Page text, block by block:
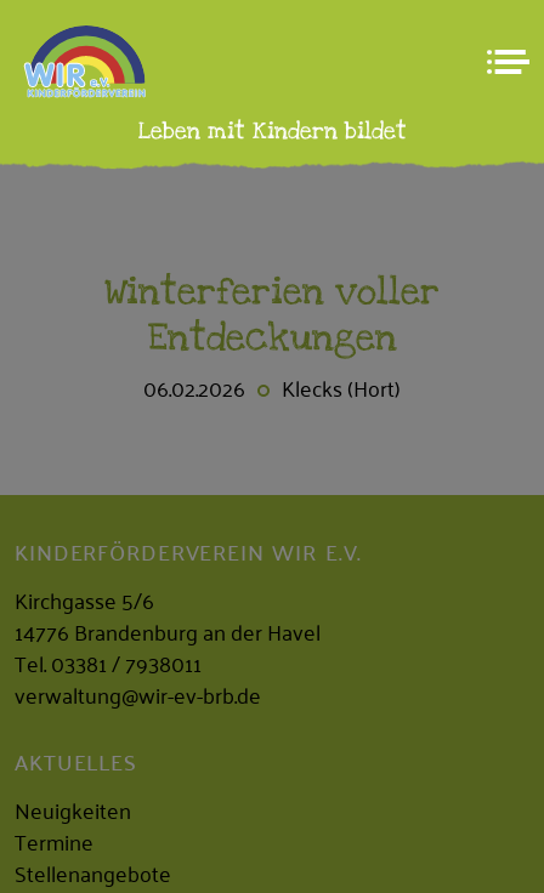
Leben mit Kindern bildet
Winterferien voller
Entdeckungen
06.02.2026 Klecks (Hort)
KINDERFÖRDERVEREIN WIR E.V.
Kirchgasse 5/6
14776 Brandenburg an der Havel
Tel.03381 / 7938011
verwaltung@wir-ev-brb.de
AKTUELLES
Neuigkeiten
Termine
Stellenangebote